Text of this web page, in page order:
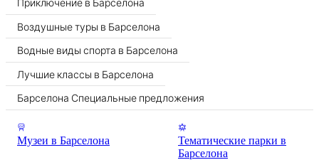
Воздушные туры в Барселона
Водные виды спорта в Барселона
Лучшие классы в Барселона
Барселона Специальные предложения
Музеи в Барселона
Тематические парки в
Барселона